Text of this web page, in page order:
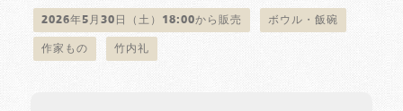
2026年5月30日（土）18:00から販売 ボウル・飯碗
作家もの 竹内礼